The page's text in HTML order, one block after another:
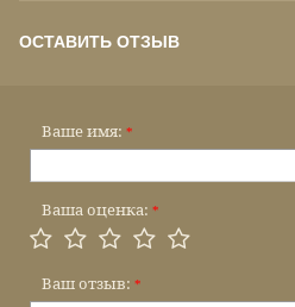
ОСТАВИТЬ ОТЗЫВ
Ваше имя: *
Ваша оценка: *
Ваш отзыв: *